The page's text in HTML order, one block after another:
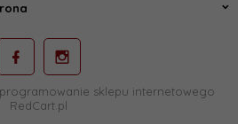
sklepu internetowego
RedCart.pl